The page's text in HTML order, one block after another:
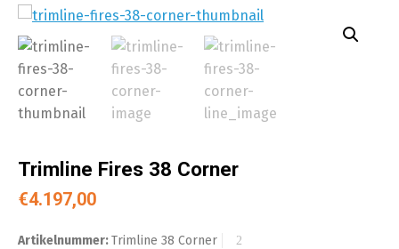
Trimline Fires 38 Corner
€4.197,00
Artikelnummer:Trimline 38 Corner